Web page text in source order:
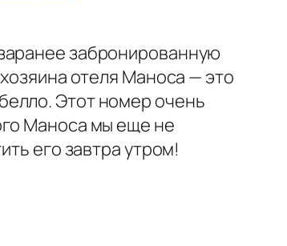
забронированную
отеля Маноса — это
Этот номер очень
Маноса мы еще не
его завтра утром!